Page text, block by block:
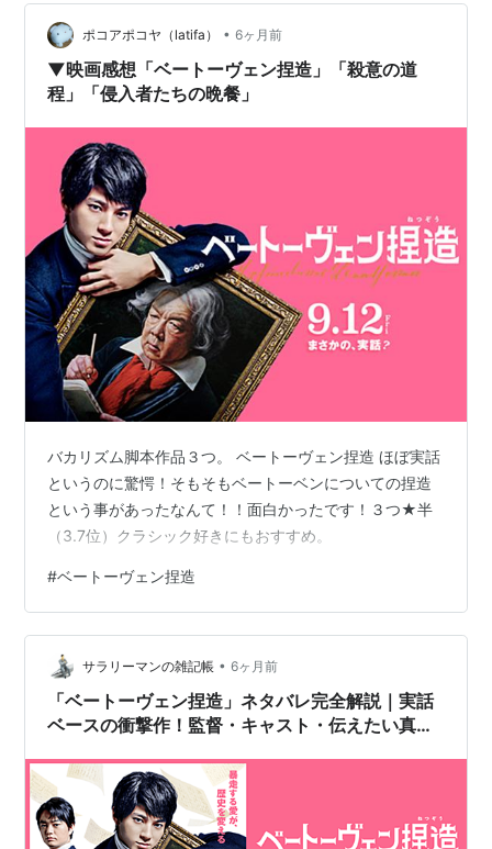
して見ることに。 本作の主人公となるのは、ベートーヴ
ェンの秘書を務めたシンドラー（山田裕貴）。彼はもと
もとヴァイオリン弾きでもあり、すでに音楽界で…
ポコアポコヤ（latifa） • 6ヶ月前
▼映画感想「ベートーヴェン捏造」「殺意の道
程」「侵入者たちの晩餐」
バカリズム脚本作品３つ。 ベートーヴェン捏造 ほぼ実話
というのに驚愕！そもそもベートーベンについての捏造
という事があったなんて！！面白かったです！３つ★半
（3.7位）クラシック好きにもおすすめ。
#ベートーヴェン捏造
サラリーマンの雑記帳 • 6ヶ月前
「ベートーヴェン捏造」ネタバレ完全解説｜実話
ベースの衝撃作！監督・キャスト・伝えたい真実